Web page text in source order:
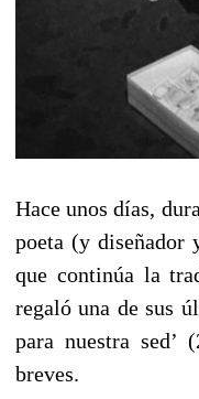
Hace unos días,
poeta (y diseñador
que continúa la
regaló una de sus
para nuestra sed’
breves.